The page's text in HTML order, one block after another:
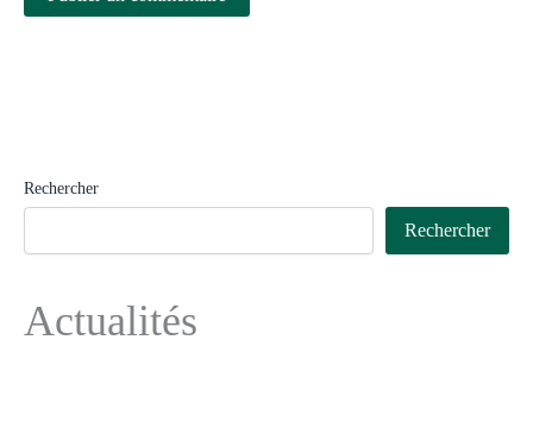
Rechercher
Rechercher
Actualités